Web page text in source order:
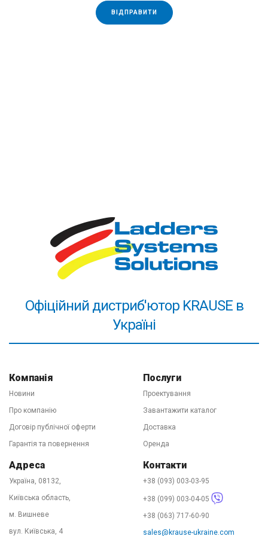
продукцією KRAUSE. Від Норвегії до Греції, від
Португалії до Азербайджану фахівці та
виробництва дозволяють нам тримати виробничі
витрати на одиницю продукції на низькому рівні.
Високим залишається тільки якість (і ціна)
алюмінієвого профілю та комплектуючих частин.
5. Надійність постачання та сервіс!
років ми забезпечуємо безперебійність постачання
драбин KRAUSE в Україну. Купити продукцію Ви
замовити через інтернет-магазин на цьому сайті з
доставкою по всій країні. 90% замовлень ми
відправляємо в той же день зручним для Вас
перевізником. День-два і драбини у Вас. Телефонуйте!
Наші фахівці підкажуть у виборі оптимального
нададуть офіційну гарантію на товар. Купити KRAUSE -
легко!
ВІДПРАВИТИ
Офіційний дистриб'ютор KRAUSE в
Україні
Компанія
Новини
Про компанію
Договір публічної оферти
Гарантія та повернення
Послуги
Проектування
Завантажити каталог
Доставка
Оренда
Адреса
Україна, 08132,
Київська область,
м. Вишневе
вул. Київська, 4
Контакти
+38 (093) 003-03-95
+38 (099) 003-04-05
+38 (063) 717-60-90
sales@krause-ukraine.com